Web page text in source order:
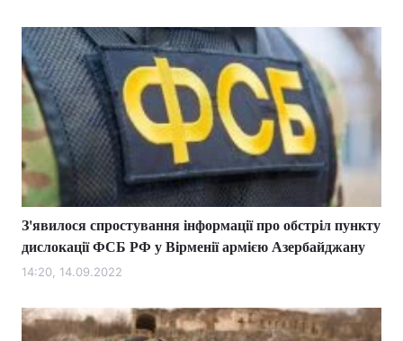
З'явилося спростування інформації про обстріл пункту
дислокації ФСБ РФ у Вірменії армією Азербайджану
14:20, 14.09.2022